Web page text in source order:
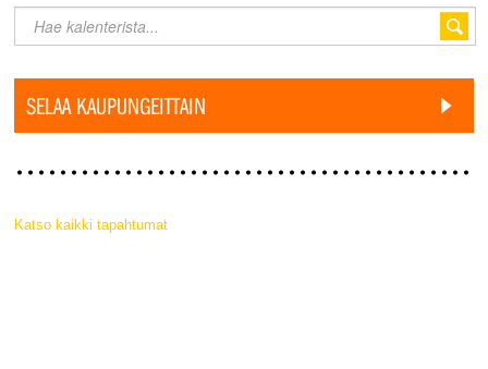
SELAA KAUPUNGEITTAIN
Katso kaikki tapahtumat